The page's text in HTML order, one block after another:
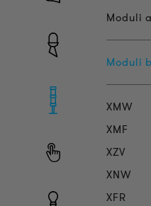
Moduli
Moduli
XMW
XMF
XZV
XNW
XFR